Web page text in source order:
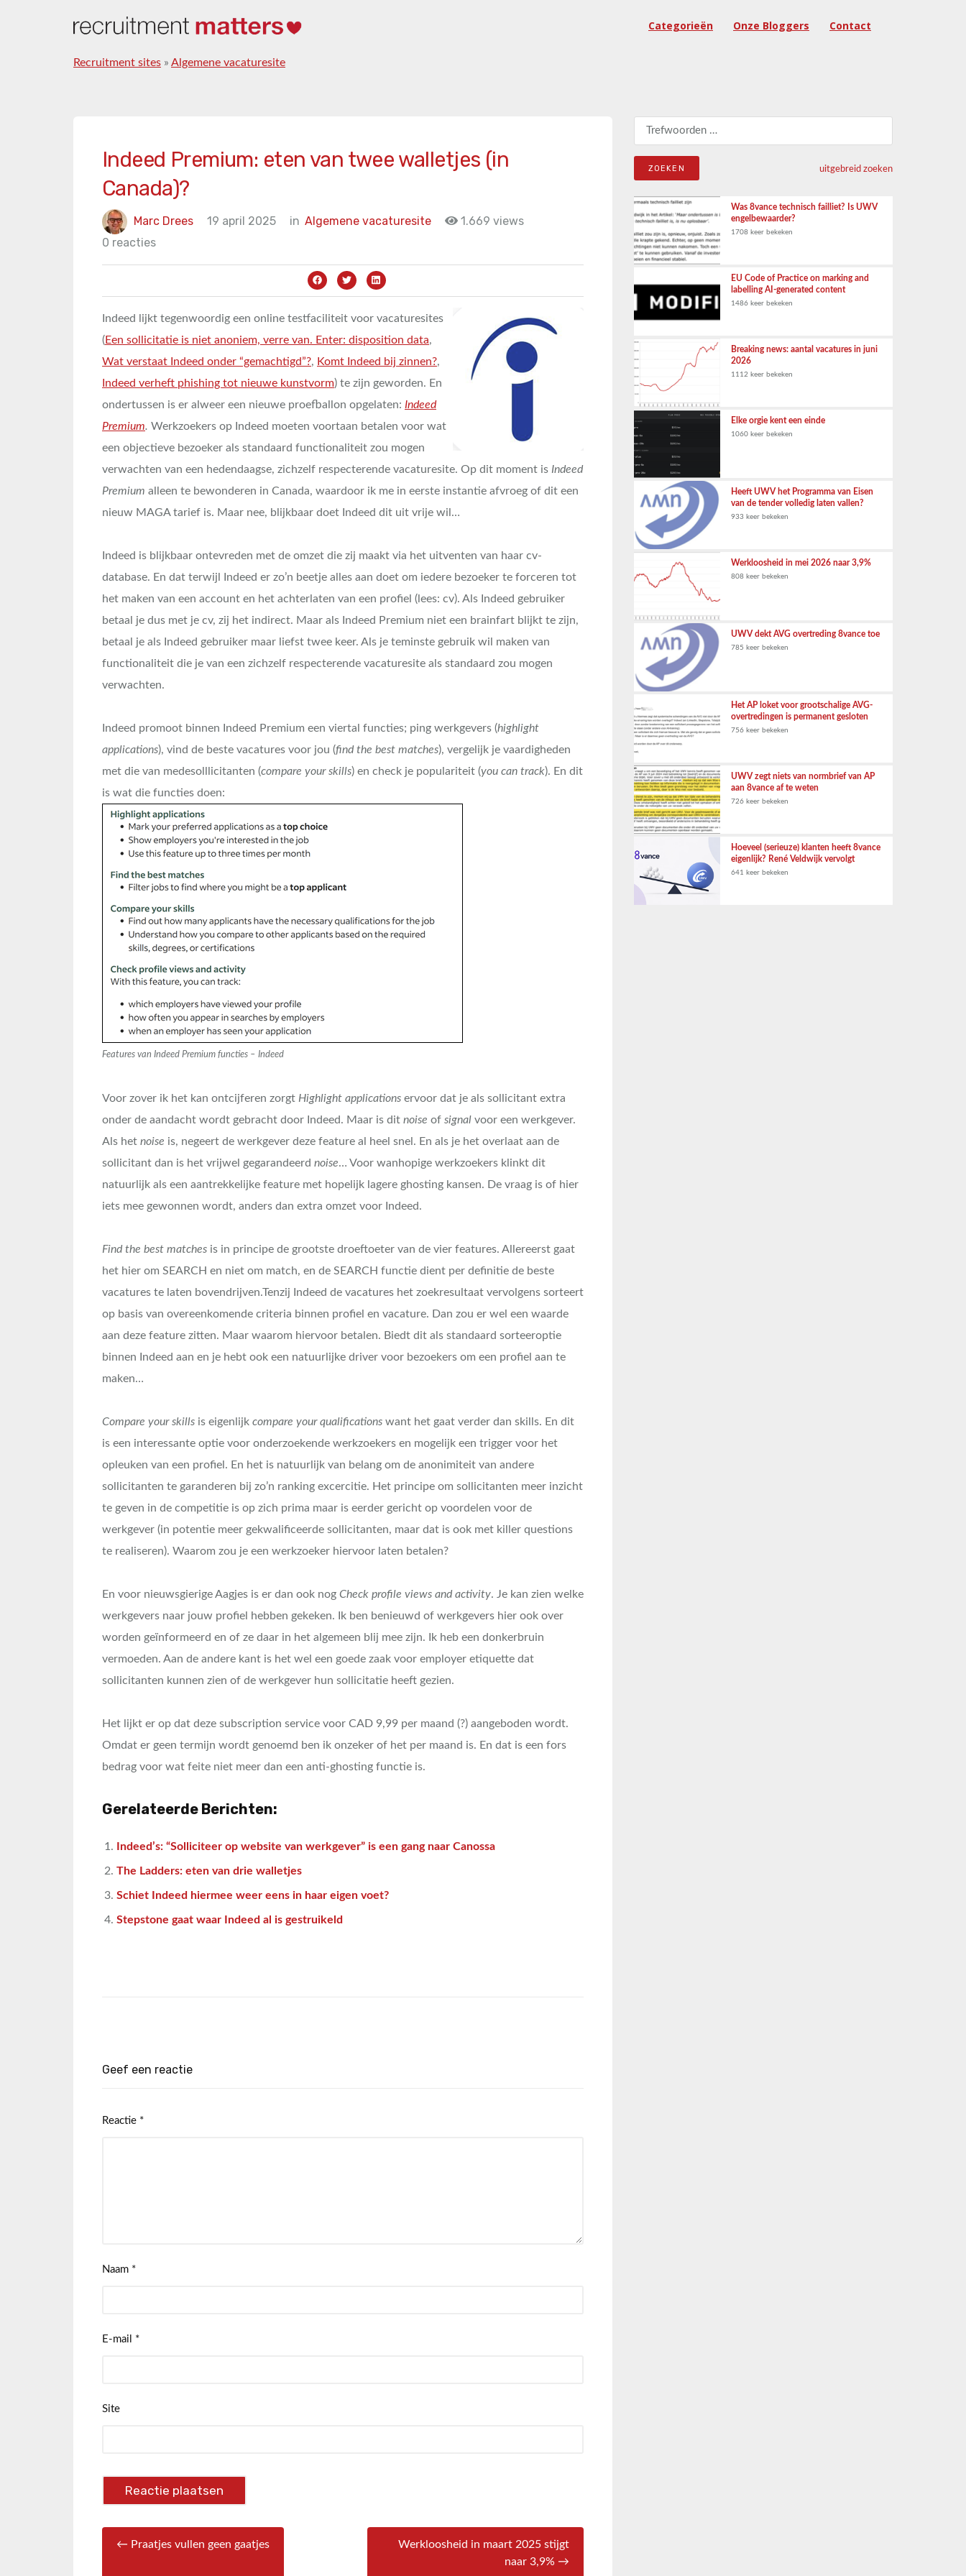
Categorieën Onze Bloggers Contact
Recruitment sites » Algemene vacaturesite
Indeed Premium: eten van twee walletjes (in
Canada)?
Marc Drees 19 april 2025 in Algemene vacaturesite
1.669 views
0 reacties
Indeed lijkt tegenwoordig een online testfaciliteit voor vacaturesites
(Een sollicitatie is niet anoniem, verre van. Enter: disposition data,
Wat verstaat Indeed onder “gemachtigd”?, Komt Indeed bij zinnen?,
Indeed verheft phishing tot nieuwe kunstvorm) te zijn geworden. En
ondertussen is er alweer een nieuwe proefballon opgelaten: Indeed
Premium. Werkzoekers op Indeed moeten voortaan betalen voor wat
een objectieve bezoeker als standaard functionaliteit zou mogen
verwachten van een hedendaagse, zichzelf respecterende vacaturesite. Op dit moment is Indeed
Premium alleen te bewonderen in Canada, waardoor ik me in eerste instantie afvroeg of dit een
nieuw MAGA tarief is. Maar nee, blijkbaar doet Indeed dit uit vrije wil…
Indeed is blijkbaar ontevreden met de omzet die zij maakt via het uitventen van haar cv-
database. En dat terwijl Indeed er zo’n beetje alles aan doet om iedere bezoeker te forceren tot
het maken van een account en het achterlaten van een profiel (lees: cv). Als Indeed gebruiker
betaal je dus met je cv, zij het indirect. Maar als Indeed Premium niet een brainfart blijkt te zijn,
betaal je als Indeed gebruiker maar liefst twee keer. Als je teminste gebruik wil maken van
functionaliteit die je van een zichzelf respecterende vacaturesite als standaard zou mogen
verwachten.
Indeed promoot binnen Indeed Premium een viertal functies; ping werkgevers (highlight
applications), vind de beste vacatures voor jou (find the best matches), vergelijk je vaardigheden
met die van medesolllicitanten (compare your skills) en check je populariteit (you can track). En dit
is wat die functies doen:
Features van Indeed Premium functies – Indeed
Voor zover ik het kan ontcijferen zorgt Highlight applications ervoor dat je als sollicitant extra
onder de aandacht wordt gebracht door Indeed. Maar is dit noise of signal voor een werkgever.
Als het noise is, negeert de werkgever deze feature al heel snel. En als je het overlaat aan de
sollicitant dan is het vrijwel gegarandeerd noise… Voor wanhopige werkzoekers klinkt dit
natuurlijk als een aantrekkelijke feature met hopelijk lagere ghosting kansen. De vraag is of hier
iets mee gewonnen wordt, anders dan extra omzet voor Indeed.
Find the best matches is in principe de grootste droeftoeter van de vier features. Allereerst gaat
het hier om SEARCH en niet om match, en de SEARCH functie dient per definitie de beste
vacatures te laten bovendrijven.Tenzij Indeed de vacatures het zoekresultaat vervolgens sorteert
op basis van overeenkomende criteria binnen profiel en vacature. Dan zou er wel een waarde
aan deze feature zitten. Maar waarom hiervoor betalen. Biedt dit als standaard sorteeroptie
binnen Indeed aan en je hebt ook een natuurlijke driver voor bezoekers om een profiel aan te
maken…
Compare your skills is eigenlijk compare your qualifications want het gaat verder dan skills. En dit
is een interessante optie voor onderzoekende werkzoekers en mogelijk een trigger voor het
opleuken van een profiel. En het is natuurlijk van belang om de anonimiteit van andere
sollicitanten te garanderen bij zo’n ranking excercitie. Het principe om sollicitanten meer inzicht
te geven in de competitie is op zich prima maar is eerder gericht op voordelen voor de
werkgever (in potentie meer gekwalificeerde sollicitanten, maar dat is ook met killer questions
te realiseren). Waarom zou je een werkzoeker hiervoor laten betalen?
En voor nieuwsgierige Aagjes is er dan ook nog Check profile views and activity. Je kan zien welke
werkgevers naar jouw profiel hebben gekeken. Ik ben benieuwd of werkgevers hier ook over
worden geïnformeerd en of ze daar in het algemeen blij mee zijn. Ik heb een donkerbruin
vermoeden. Aan de andere kant is het wel een goede zaak voor employer etiquette dat
sollicitanten kunnen zien of de werkgever hun sollicitatie heeft gezien.
Het lijkt er op dat deze subscription service voor CAD 9,99 per maand (?) aangeboden wordt.
Omdat er geen termijn wordt genoemd ben ik onzeker of het per maand is. En dat is een fors
bedrag voor wat feite niet meer dan een anti-ghosting functie is.
Gerelateerde Berichten:
Indeed’s: “Solliciteer op website van werkgever” is een gang naar Canossa
The Ladders: eten van drie walletjes
Schiet Indeed hiermee weer eens in haar eigen voet?
Stepstone gaat waar Indeed al is gestruikeld
Geef een reactie
Reactie *
Naam *
E-mail *
Site
← Praatjes vullen geen gaatjes
Werkloosheid in maart 2025 stijgt
naar 3,9% →
Zoeken naar:
uitgebreid zoeken
Was 8vance technisch failliet? Is UWV
engelbewaarder?
1708 keer bekeken
EU Code of Practice on marking and
labelling AI-generated content
1486 keer bekeken
Breaking news: aantal vacatures in juni
2026
1112 keer bekeken
Elke orgie kent een einde
1060 keer bekeken
Heeft UWV het Programma van Eisen
van de tender volledig laten vallen?
933 keer bekeken
Werkloosheid in mei 2026 naar 3,9%
808 keer bekeken
UWV dekt AVG overtreding 8vance toe
785 keer bekeken
Het AP loket voor grootschalige AVG-
overtredingen is permanent gesloten
756 keer bekeken
UWV zegt niets van normbrief van AP
aan 8vance af te weten
726 keer bekeken
Hoeveel (serieuze) klanten heeft 8vance
eigenlijk? René Veldwijk vervolgt
641 keer bekeken